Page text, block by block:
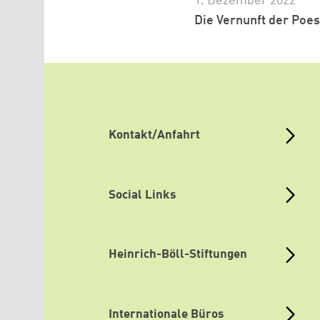
Die Vernunft der
Kontakt/Anfahrt
Social Links
Heinrich-Böll-Stiftungen
Internationale Büros